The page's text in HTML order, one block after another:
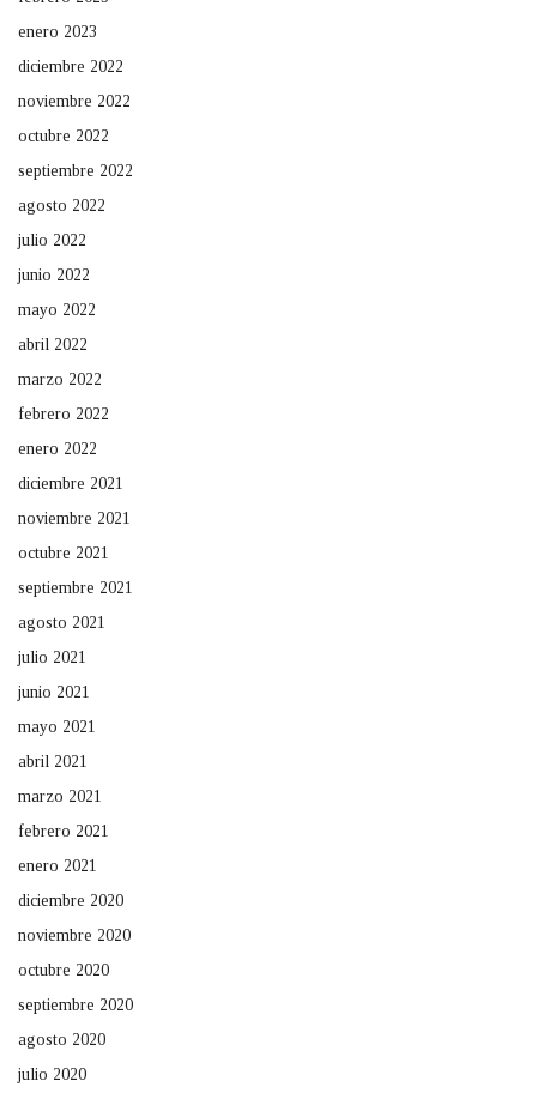
enero 2023
diciembre 2022
noviembre 2022
octubre 2022
septiembre 2022
agosto 2022
julio 2022
junio 2022
mayo 2022
abril 2022
marzo 2022
febrero 2022
enero 2022
diciembre 2021
noviembre 2021
octubre 2021
septiembre 2021
agosto 2021
julio 2021
junio 2021
mayo 2021
abril 2021
marzo 2021
febrero 2021
enero 2021
diciembre 2020
noviembre 2020
octubre 2020
septiembre 2020
agosto 2020
julio 2020